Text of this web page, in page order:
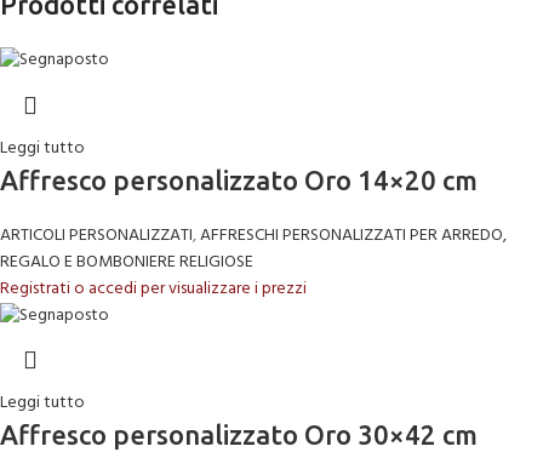
Leggi tutto
Affresco personalizzato Oro 14×20 cm
ARTICOLI PERSONALIZZATI,AFFRESCHI PERSONALIZZATI PER ARREDO,
REGALO E BOMBONIERE RELIGIOSE
Registrati o accedi per visualizzare i prezzi
Leggi tutto
Affresco personalizzato Oro 30×42 cm